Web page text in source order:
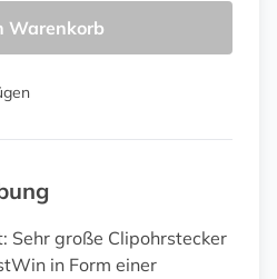
Warenkorb
Sehr große Clipohrstecker
in Form einer